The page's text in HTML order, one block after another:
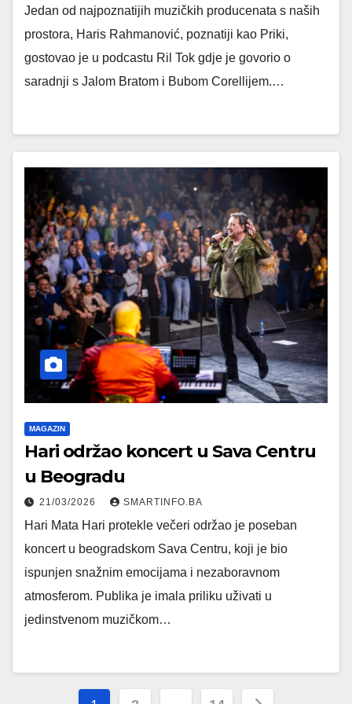
Jedan od najpoznatijih muzičkih producenata s naših
prostora, Haris Rahmanović, poznatiji kao Priki,
gostovao je u podcastu Ril Tok gdje je govorio o
saradnji s Jalom Bratom i Bubom Corellijem.…
MAGAZIN
Hari održao koncert u Sava Centru
u Beogradu
21/03/2026 SMARTINFO.BA
Hari Mata Hari protekle večeri održao je poseban
koncert u beogradskom Sava Centru, koji je bio
ispunjen snažnim emocijama i nezaboravnom
atmosferom. Publika je imala priliku uživati u
jedinstvenom muzičkom…